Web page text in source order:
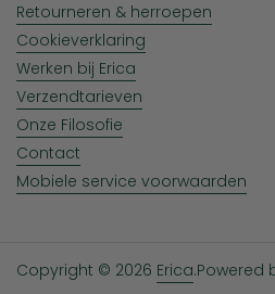
Retourneren & herroepen
Cookieverklaring
Werken bij Erica
Verzendtarieven
Onze Filosofie
Contact
Mobiele service voorwaarden
Copyright © 2026 Erica.Powered